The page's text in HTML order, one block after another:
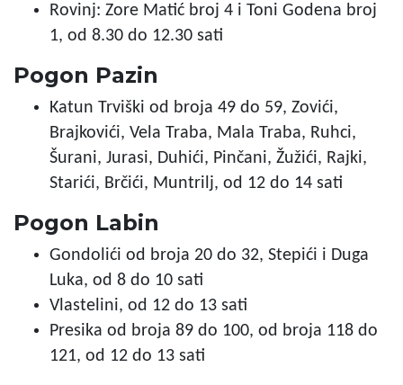
Rovinj: Zore Matić broj 4 i Toni Godena broj
1, od 8.30 do 12.30 sati
Pogon Pazin
Katun Trviški od broja 49 do 59, Zovići,
Brajkovići, Vela Traba, Mala Traba, Ruhci,
Šurani, Jurasi, Duhići, Pinčani, Žužići, Rajki,
Starići, Brčići, Muntrilj, od 12 do 14 sati
Pogon Labin
Gondolići od broja 20 do 32, Stepići i Duga
Luka, od 8 do 10 sati
Vlastelini, od 12 do 13 sati
Presika od broja 89 do 100, od broja 118 do
121, od 12 do 13 sati